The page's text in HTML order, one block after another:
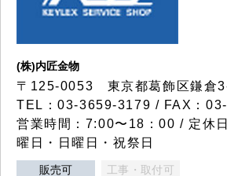
(株)内匠金物
〒125-0053 東京都葛飾区鎌倉
TEL：03-3659-3179 / FAX：
営業時間：7:00〜18：00 / 定休
曜日・日曜日・祝祭日
販売可 工事・取付可